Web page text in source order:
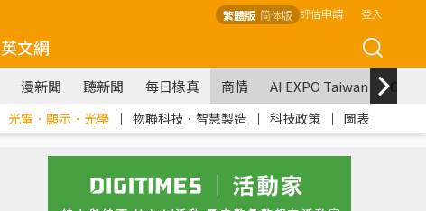
繁體版 简体版 評估申請 登入
英文網
漫新聞 聽新聞 每日椽真 商情 AI EXPO Taiwan
光電．顯示．光學 ｜ 物聯科技．智慧製造 ｜ 科技政策 ｜ 圖表